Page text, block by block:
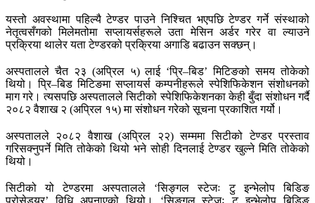
यस्तो अवस्थामा पहिल्यै टेण्डर पाउने निश्चित भएपछि टेण्डर गर्ने संस्थाको
नेतृत्वसँगको मिलेमतोमा सप्लायर्सहरूले उता मेसिन अर्डर गरेर वा ल्याउने
प्रक्रिया थालेर यता टेण्डरको प्रक्रिया अगाडि बढाउन सक्छन्।
अस्पतालले चैत २३ (अप्रिल ५) लाई ‘प्रि–बिड’ मिटिङको समय तोकेको
थियो। प्रि–बिड मिटिङमा सप्लायर्स कम्पनीहरूले स्पेशिफिकेशन संशोधनको
माग गरे। त्यसपछि अस्पतालले सिटीको स्पेशिफिकेशनका केही बुँदा संशोधन गर्दै
२०८२ वैशाख २ (अप्रिल १५) मा संशोधन गरेको सूचना प्रकाशित गर्यो।
अस्पतालले २०८२ वैशाख (अप्रिल २२) सम्ममा सिटीको टेण्डर प्रस्ताव
गरिसक्नुपर्ने मिति तोकेको थियो भने सोही दिनलाई टेण्डर खुल्ने मिति तोकेको
थियो।
सिटीको यो टेण्डरमा अस्पतालले ‘सिङ्गल स्टेजः टु इन्भेलोप बिडिङ